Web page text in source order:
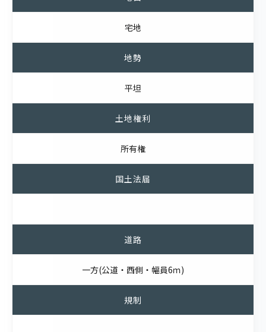
宅地
地勢
平坦
土地権利
所有権
国土法届
道路
一方(公道・西側・幅員6ｍ)
規制